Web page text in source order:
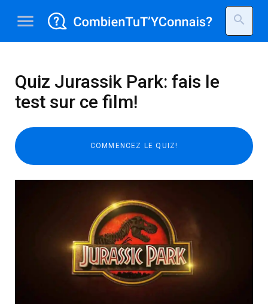
menu search
Quiz Jurassik Park: fais le
test sur ce film!